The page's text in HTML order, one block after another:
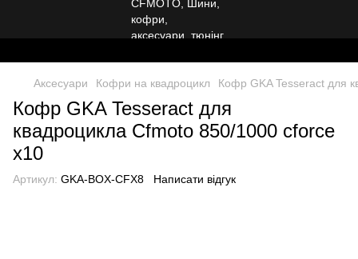
Аксесуари Кофри на квадроцикл Кофр GKA Tesseract для
Кофр GKA Tesseract для
квадроцикла Cfmoto 850/1000 cforce
x10
Артикул: GKA-BOX-CFX8 Написати відгук